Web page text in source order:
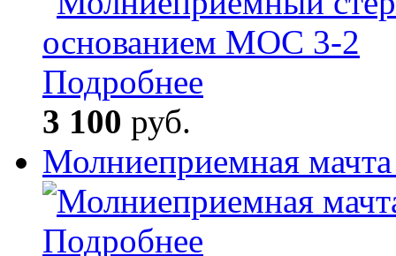
Подробнее
3 100 руб.
Молниеприемная
Подробнее